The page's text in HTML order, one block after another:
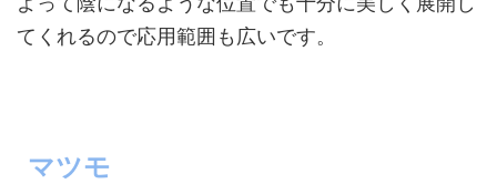
てくれるので応用範囲も広いです。
マツモ